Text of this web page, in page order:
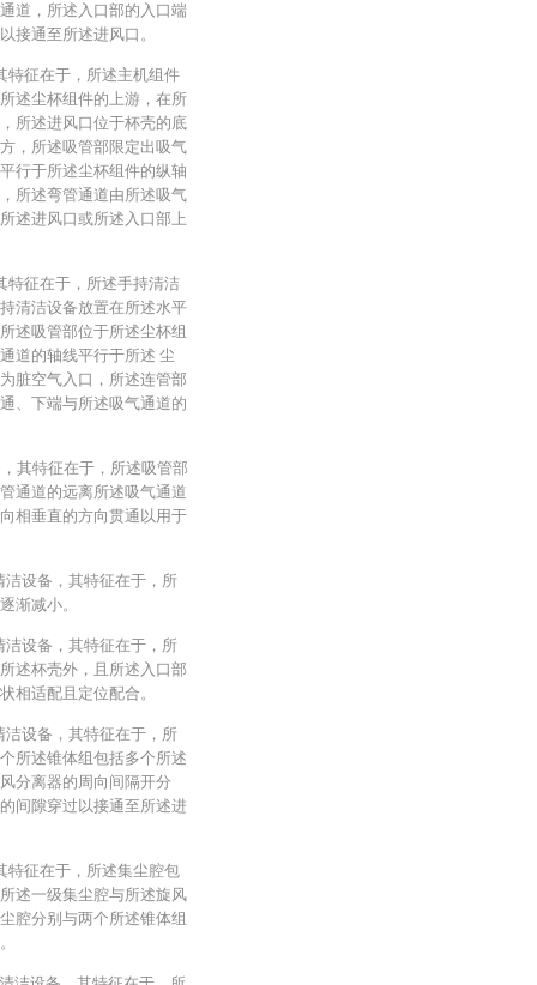
道，所述入口部的入口端
接通至所述进风口。
特征在于，所述主机组件
述尘杯组件的上游，在所
所述进风口位于杯壳的底
，所述吸管部限定出吸气
行于所述尘杯组件的纵轴
所述弯管通道由所述吸气
述进风口或所述入口部上
特征在于，所述手持清洁
清洁设备放置在所述水平
述吸管部位于所述尘杯组
道的轴线平行于所述 尘
脏空气入口，所述连管部
、下端与所述吸气通道的
其特征在于，所述吸管部
通道的远离所述吸气通道
相垂直的方向贯通以用于
设备，其特征在于，所
渐减小。
设备，其特征在于，所
述杯壳外，且所述入口部
相适配且定位配合。
设备，其特征在于，所
所述锥体组包括多个所述
分离器的周向间隔开分
间隙穿过以接通至所述进
特征在于，所述集尘腔包
述一级集尘腔与所述旋风
腔分别与两个所述锥体组